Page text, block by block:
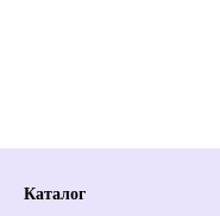
Каталог